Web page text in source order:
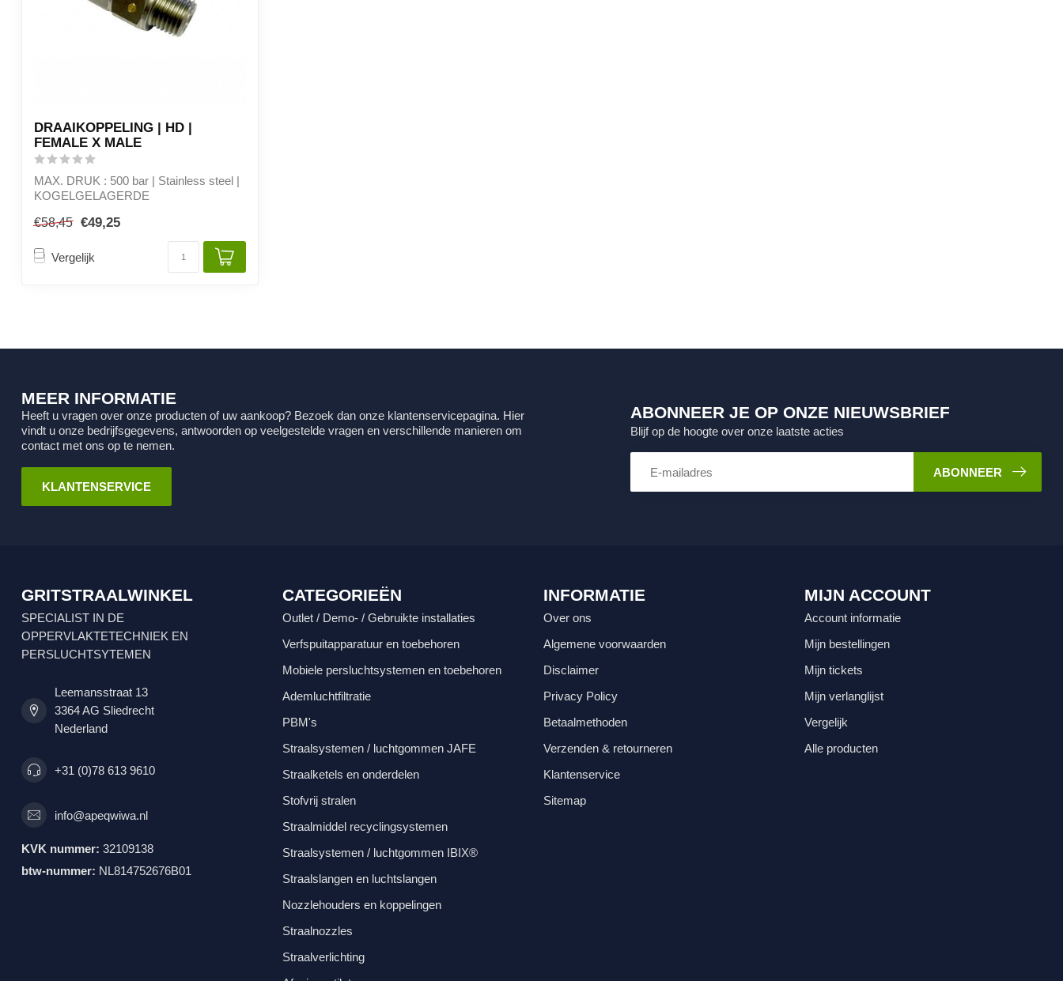
DRAAIKOPPELING | HD |
FEMALE X MALE
MAX. DRUK : 500 bar | Stainless steel |
KOGELGELAGERDE
€58,45 €49,25
Vergelijk
MEER INFORMATIE
Heeft u vragen over onze producten of uw aankoop? Bezoek dan onze klantenservicepagina. Hier
vindt u onze bedrijfsgegevens, antwoorden op veelgestelde vragen en verschillende manieren om
contact met ons op te nemen.
KLANTENSERVICE
ABONNEER JE OP ONZE NIEUWSBRIEF
Blijf op de hoogte over onze laatste acties
ABONNEER
GRITSTRAALWINKEL
SPECIALIST IN DE
OPPERVLAKTETECHNIEK EN
PERSLUCHTSYTEMEN
Leemansstraat 13
3364 AG Sliedrecht
Nederland
+31 (0)78 613 9610
info@apeqwiwa.nl
KVK nummer: 32109138
btw-nummer: NL814752676B01
CATEGORIEËN
Outlet / Demo- / Gebruikte installaties
Verfspuitapparatuur en toebehoren
Mobiele persluchtsystemen en toebehoren
Ademluchtfiltratie
PBM's
Straalsystemen / luchtgommen JAFE
Straalketels en onderdelen
Stofvrij stralen
Straalmiddel recyclingsystemen
Straalsystemen / luchtgommen IBIX®
Straalslangen en luchtslangen
Nozzlehouders en koppelingen
Straalnozzles
Straalverlichting
INFORMATIE
Over ons
Algemene voorwaarden
Disclaimer
Privacy Policy
Betaalmethoden
Verzenden & retourneren
Klantenservice
Sitemap
MIJN ACCOUNT
Account informatie
Mijn bestellingen
Mijn tickets
Mijn verlanglijst
Vergelijk
Alle producten